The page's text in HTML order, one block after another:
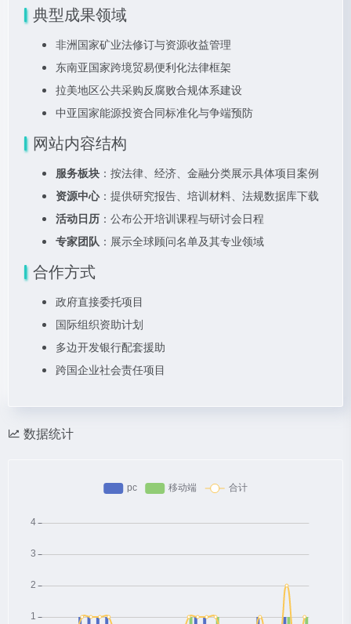
典型成果领域
非洲国家矿业法修订与资源收益管理
东南亚国家跨境贸易便利化法律框架
拉美地区公共采购反腐败合规体系建设
中亚国家能源投资合同标准化与争端预防
网站内容结构
服务板块 ：按法律、经济、金融分类展示具体项目案例
资源中心：提供研究报告、培训材料、法规数据库下载
活动日历 ：公布公开培训课程与研讨会日程
专家团队 ：展示全球顾问名单及其专业领域
合作方式
政府直接委托项目
国际组织资助计划
多边开发银行配套援助
跨国企业社会责任项目
数据统计